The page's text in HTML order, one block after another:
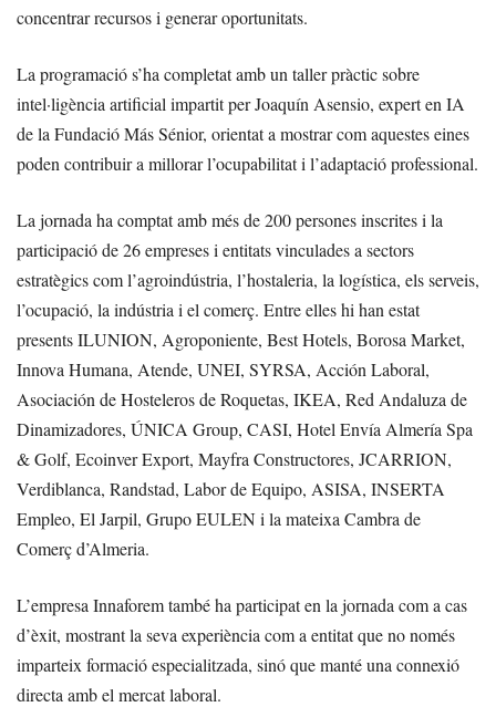
concentrar recursos i generar oportunitats.
La programació s’ha completat amb un taller pràctic sobre
intel·ligència artificial impartit per Joaquín Asensio, expert en IA
de la Fundació Más Sénior, orientat a mostrar com aquestes eines
poden contribuir a millorar l’ocupabilitat i l’adaptació professional.
La jornada ha comptat amb més de 200 persones inscrites i la
participació de 26 empreses i entitats vinculades a sectors
estratègics com l’agroindústria, l’hostaleria, la logística, els serveis,
l’ocupació, la indústria i el comerç. Entre elles hi han estat
presents ILUNION, Agroponiente, Best Hotels, Borosa Market,
Innova Humana, Atende, UNEI, SYRSA, Acción Laboral,
Asociación de Hosteleros de Roquetas, IKEA, Red Andaluza de
Dinamizadores, ÚNICA Group, CASI, Hotel Envía Almería Spa
& Golf, Ecoinver Export, Mayfra Constructores, JCARRION,
Verdiblanca, Randstad, Labor de Equipo, ASISA, INSERTA
Empleo, El Jarpil, Grupo EULEN i la mateixa Cambra de
Comerç d’Almeria.
L’empresa Innaforem també ha participat en la jornada com a cas
d’èxit, mostrant la seva experiència com a entitat que no només
imparteix formació especialitzada, sinó que manté una connexió
directa amb el mercat laboral.